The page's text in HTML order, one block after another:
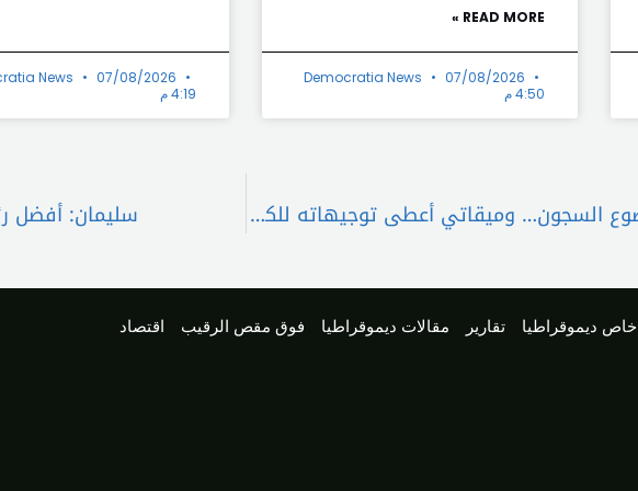
READ MORE »
Democratia News
07/08/2026
4:50 م
News
07/08/2026
4:19 م
اجتماع في السراي بحث في موضوع السجون… وميقاتي أعطى توجيهاته للكشف عليها سليمان: أفضل
خاص ديموقراطيا تقارير مقالات ديموقراطيا فوق مقص الرقيب
اقتصاد